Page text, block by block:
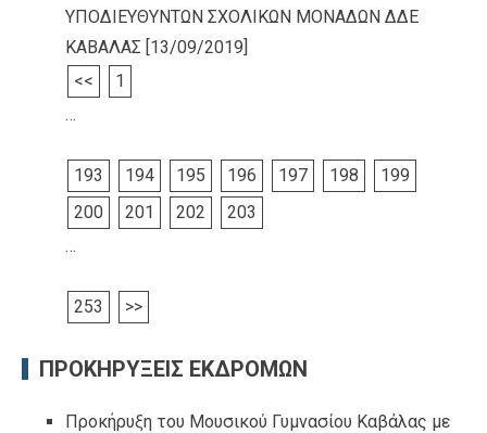
ΥΠΟΔΙΕΥΘΥΝΤΩΝ ΣΧΟΛΙΚΩΝ ΜΟΝΑΔΩΝ ΔΔΕ
ΚΑΒΑΛΑΣ [13/09/2019]
<<
1
…
193 194 195 196 197 198
199
200
201 202
203
…
253 >>
ΠΡΟΚΗΡΥΞΕΙΣ ΕΚΔΡΟΜΩΝ
Προκήρυξη του Μουσικού Γυμνασίου Καβάλας με